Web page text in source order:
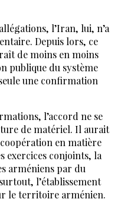
l’Iran, lui, n’a
Depuis lors, ce
de moins en moins
publique du système
une confirmation
l’accord ne se
de matériel. Il aurait
en matière
exercices conjoints, la
arméniens par du
l’établissement
le territoire arménien.